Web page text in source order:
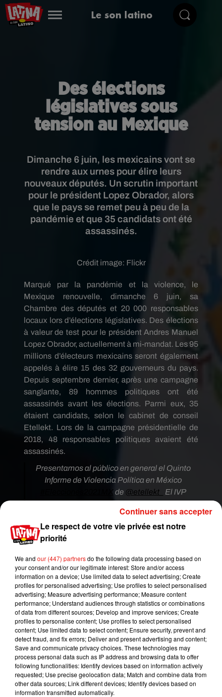
Le son latino
Des élections
législatives sous
tension au Mexique
Dimanche 6 juin, les mexicains vont se
rendre aux urnes pour élire leurs
nouveaux députés. Un scrutin important
pour le président Lopez Obrador, alors
que le pays se remet peu à peu de la
pandémie et que 35 candidats ont été
assassinés.
Crédit image: Flickr
Marqué par la pandémie et la violence, le
Mexique renouvelle, dimanche 6 juin, sa
Chambre des députés et 20 000 responsables
locaux lors d’élections législatives. Des élections
à valeur de test pour le président Andres Manuel
Lopez Obrador, actuellement à mi-mandat. Les 95
millions d’électeurs mexicains seront également
appelés à élire 15 des 32 gouverneurs du pays.
Depuis septembre dernier, après une campagne
sanglante, 89 hommes politiques ont été
assassinés avant les élections. Parmi eux, 35
étaient candidats, selon le cabinet de conseil
Etellekt. Lors de la campagne présidentielle de
2018, 48 responsables politiques avaient été
assassinés.
Presentamos al público en general el Quinto
Informe de Violencia Política en México
de @etellekt_
El IVP
políticos, con un saldo de 89 políticos
asesinados (35 de ellos aspirantes).
Ç️
— Etellekt (@etellekt_)May 31, 2021
Ces législatives se présentent comme un
plébiscite pour le leader de gauche, élu en 2018
pour un mandat de six ans et dont l’indice de
satisfaction dépasse les 60%, selon les
sondages. En 2018, Andres Manuel Lopez
Obrador a remporté deux tiers des 500 sièges de
la Chambre des députés, une
« majorité qualifiée
»qui lui permet de réformer la Constitution. Il
espère parvenir à maintenir cette majorité, afin de
faire passer des réformes dans le domaine de
l’énergie. Mais en raison des défaillances de son
Le respect de votre vie privée est notre
priorité
We and our (447) partnersdo the following data processing based on
your consent and/or our legitimate interest: Store and/or access
information on a device; Use limited data to select advertising; Create
profiles for personalised advertising; Use profiles to select personalised
advertising; Measure advertising performance; Measure content
performance; Understand audiences through statistics or combinations
of data from different sources; Develop and improve services; Create
profiles to personalise content; Use profiles to select personalised
content; Use limited data to select content; Ensure security, prevent and
detect fraud, and fix errors; Deliver and present advertising and content;
Save and communicate privacy choices. These technologies may
process personal data such as IP address and browsing data to offer
following functionalities: Identify devices based on information actively
requested; Use precise geolocation data; Match and combine data from
other data sources; Link different devices; Identify devices based on
information transmitted automatically.
Continuer sans accepter